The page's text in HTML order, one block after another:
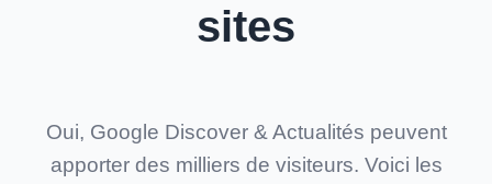
sites
Oui, Google Discover & Actualités peuvent
apporter des milliers de visiteurs. Voici les